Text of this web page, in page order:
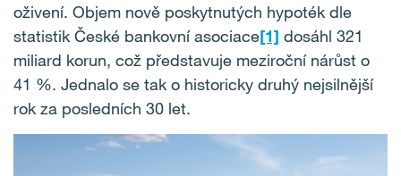
oživení. Objem nově poskytnutých hypoték dle
statistik České bankovní asociace[1] dosáhl 321
miliard korun, což představuje meziroční nárůst o
41 %. Jednalo se tak o historicky druhý nejsilnější
rok za posledních 30 let.